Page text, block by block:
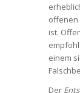
offenen
ist.
einem
Der